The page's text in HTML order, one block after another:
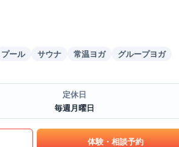
プール サウナ 常温ヨガ
グループヨガ
定休日
毎週月曜日
体験・相談予約